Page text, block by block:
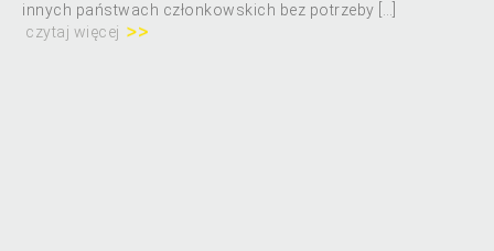
innych państwach członkowskich bez potrzeby […]
czytaj więcej